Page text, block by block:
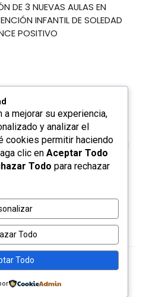
DE 3 NUEVAS AULAS EN
INFANTIL DE SOLEDAD
POSITIVO
del Gobierno de la Capital
DE SOLEDAD GARANTIZA
INOLVIDABLES CON
DE AGENCIAS
DE 3 NUEVAS AULAS EN
INFANTIL DE SOLEDAD
POSITIVO
with ☕ bybkninja
a mejorar su experiencia,
y analizar el
cookies permitir haciendo
clic en Aceptar Todo
Todo para rechazar
Todo
Todo